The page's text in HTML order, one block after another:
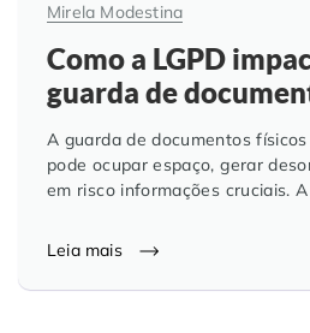
Mirela Modestina
Como a LGPD
guarda de
A guarda de documentos
pode ocupar espaço, gerar
em risco informações cruciais. A
Leia mais